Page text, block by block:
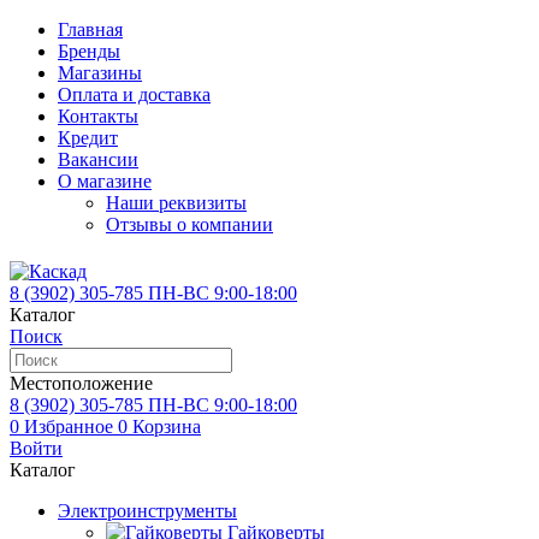
Главная
Бренды
Магазины
Оплата и доставка
Контакты
Кредит
Вакансии
О магазине
Наши реквизиты
Отзывы о компании
8 (3902) 305-785 ПН-ВС 9:00-18:00
Каталог
Поиск
Местоположение
8 (3902) 305-785 ПН-ВС 9:00-18:00
0 Избранное 0 Корзина
Войти
Каталог
Электроинструменты
Гайковерты